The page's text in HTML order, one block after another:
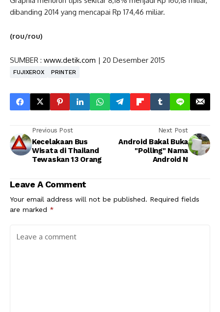
dibanding 2014 yang mencapai Rp 174,46 miliar.
(rou/rou)
SUMBER : www.detik.com | 20 Desember 2015
FUJIXEROX PRINTER
Previous Post
Kecelakaan Bus
Wisata di Thailand
Tewaskan 13 Orang
Next Post
Android Bakal Buka
"Polling" Nama
Android N
Leave A Comment
Your email address will not be published. Required fields
are marked *